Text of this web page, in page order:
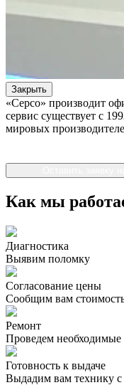
Закрыть
«Серсо» производит
сервис существует с
мировых
Как мы
Диагностика
Выявим поломку
Согласование цены
Сообщим вам
Ремонт
Проведем необходимые
Готовность к выдаче
Выдадим вам технику с